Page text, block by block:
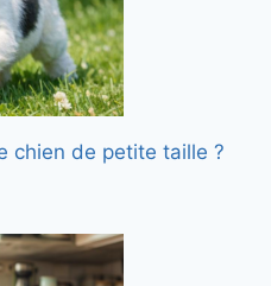
chien de petite taille ?